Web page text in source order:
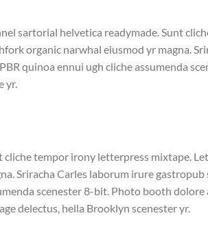
sartorial helvetica readymade. Sunt
organic narwhal eiusmod yr magna.
quinoa ennui ugh cliche assumenda
yr.
cliche tempor irony letterpress mixtape.
Sriracha Carles laborum irure
scenester 8-bit. Photo booth
delectus, hella Brooklyn scenester yr.